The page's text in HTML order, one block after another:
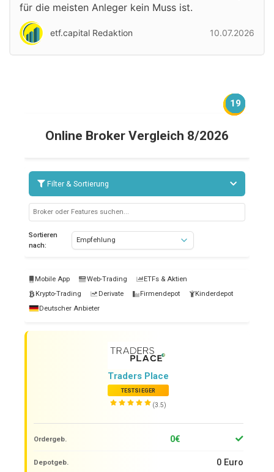
für die meisten Anleger kein Muss ist.
etf.capital Redaktion 10.07.2026